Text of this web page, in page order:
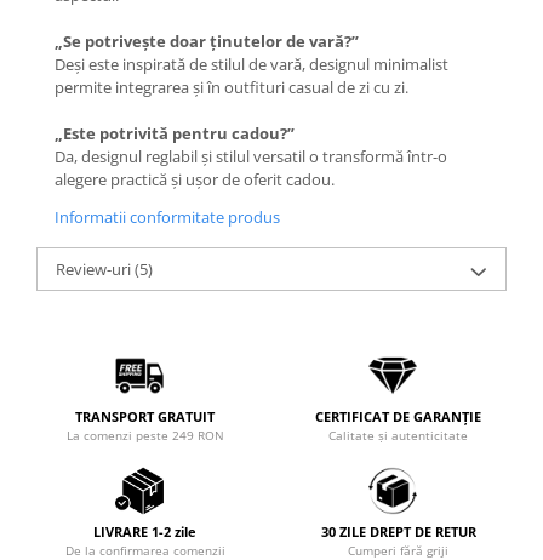
„Se potrivește doar ținutelor de vară?”
Deși este inspirată de stilul de vară, designul minimalist
permite integrarea și în outfituri casual de zi cu zi.
„Este potrivită pentru cadou?”
Da, designul reglabil și stilul versatil o transformă într-o
alegere practică și ușor de oferit cadou.
Informatii conformitate produs
Review-uri(5)
TRANSPORT GRATUIT
La comenzi peste 249 RON
CERTIFICAT DE GARANȚIE
Calitate și autenticitate
LIVRARE 1-2 zile
De la confirmarea comenzii
30 ZILE DREPT DE RETUR
Cumperi fără griji